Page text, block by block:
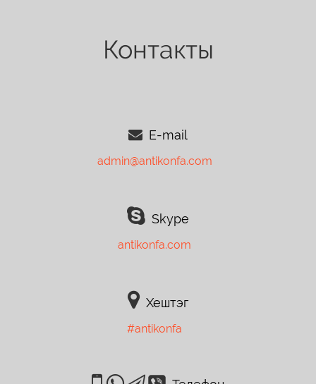
Контакты
E-mail
admin@antikonfa.com
Skype
antikonfa.com
Хештэг
#antikonfa